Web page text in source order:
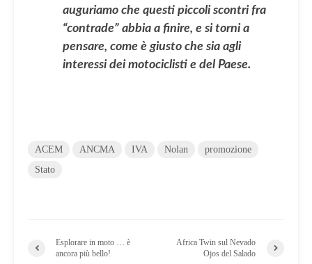
auguriamo che questi piccoli scontri fra
“contrade” abbia a finire, e si torni a
pensare, come è giusto che sia agli
interessi dei motociclisti e del Paese.
ACEM ANCMA IVA Nolan
promozione
Stato
Esplorare in moto … è
ancora più bello!
Africa Twin sul Nevado
Ojos del Salado